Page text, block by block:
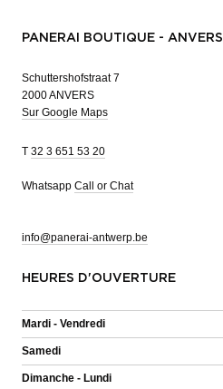
PANERAI BOUTIQUE - ANVERS
Schuttershofstraat 7
2000 ANVERS
Sur Google Maps
T 32 3 651 53 20
Whatsapp Call or Chat
info@panerai-antwerp.be
HEURES D'OUVERTURE
Mardi - Vendredi
Samedi
Dimanche - Lundi